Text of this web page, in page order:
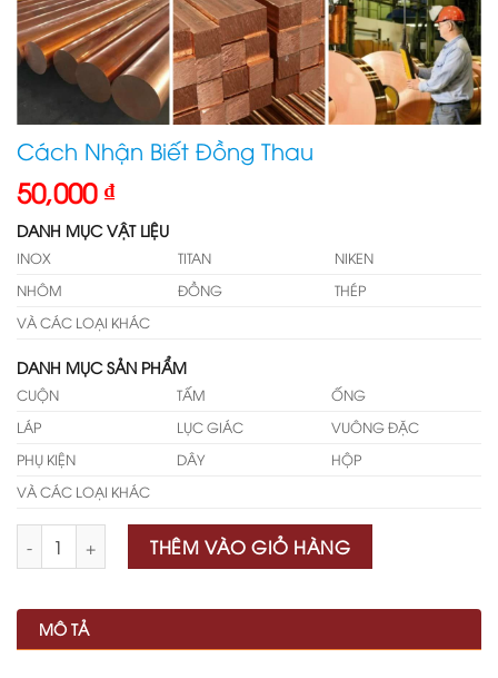
Cách Nhận Biết Đồng Thau
50,000 ₫
DANH MỤC VẬT LIỆU
INOX TITAN
NIKEN
NHÔM
ĐỒNG
THÉP
VÀ CÁC LOẠI KHÁC
DANH MỤC SẢN PHẨM
CUỘN TẤM
ỐNG
LÁP
LỤC GIÁC
VUÔNG ĐẶC
PHỤ KIỆN
DÂY
HỘP
VÀ CÁC LOẠI KHÁC
THÊM VÀO GIỎ HÀNG
MÔ TẢ